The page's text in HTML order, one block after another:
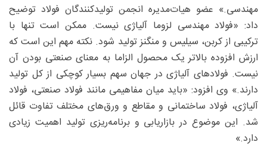
مهندسی.» عضو هیات‌مدیره انجمن تولیدکنندگان فولاد توضیح
داد: «فولاد مهندسی لزوما آلیاژی نیست. ممکن است تنها با
ترکیبی از کربن، سیلیس و منگنز تولید شود. نکته مهم این است که
ارزش افزوده بالاتر یک محصول الزاما به معنای صنعتی بودن آن
نیست. فولادهای آلیاژی در جهان سهم بسیار کوچکی از کل تولید
دارند.» وی افزود: «باید میان مفاهیمی مانند فولاد صنعتی، فولاد
آلیاژی، فولاد ساختمانی و مقاطع و ورق‌های مختلف تفاوت قائل
شد. این موضوع در بازاریابی و برنامه‌ریزی تولید اهمیت زیادی
دارد.»